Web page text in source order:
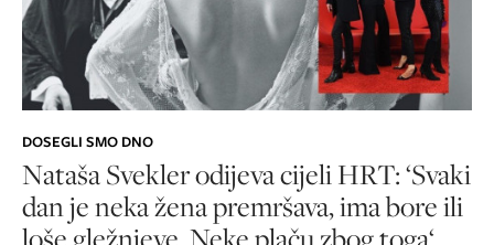
DOSEGLI SMO DNO
Nataša Svekler odijeva cijeli HRT: ‘Svaki
dan je neka žena premršava, ima bore ili
loše gležnjeve. Neke plaču zbog toga‘